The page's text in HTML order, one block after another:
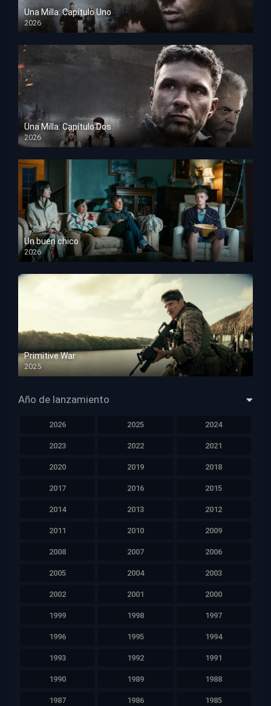
Una Milla: Capítulo Uno
2026
HD 1080p
Una Milla: Capítulo Dos
2026
HD 1080p
Un buen chico
2026
HD 1080p
Primitive War
2025
HD 1080p
Año de lanzamiento
2026 2025 2024
2023 2022 2021
2020 2019 2018
2017 2016 2015
2014 2013 2012
2011 2010 2009
2008 2007 2006
2005 2004 2003
2002 2001 2000
1999 1998 1997
1996 1995 1994
1993 1992 1991
1990 1989 1988
1987 1986 1985